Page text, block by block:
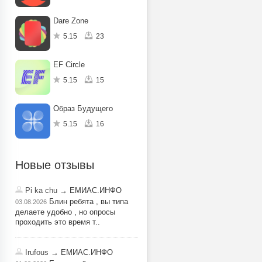
Dare Zone
5.15 23
EF Circle
5.15 15
Образ Будущего
5.15 16
Новые отзывы
Pi ka chu → ЕМИАС.ИНФО
03.08.2026 Блин ребята , вы типа
делаете удобно , но опросы
проходить это время т..
Irufous → ЕМИАС.ИНФО